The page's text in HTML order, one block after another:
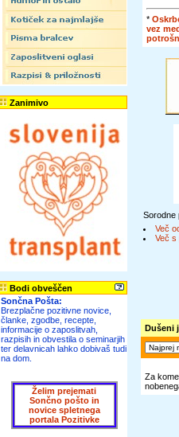
Zanimivo
Bodi obveščen
Sončna Pošta:
Brezplačne pozitivne novice,
članke, zgodbe, recepte,
informacije o zaposlitvah,
razpisih in obvestila o seminarjih
ter delavnicah lahko dobivaš tudi
na dom.
Želim prejemati
Sončno pošto in
novice spletnega
portala Pozitivke
*
vez
Sorodne
Več
Več s
Dušeni
Za